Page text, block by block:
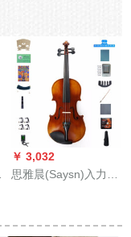
￥ 3,032
思雅晨(Saysn)入力品
木ハドラト演奏试验